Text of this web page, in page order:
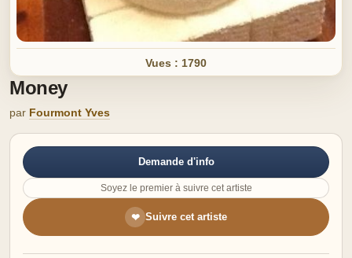
Vues : 1790
Money
par Fourmont Yves
Demande d'info
Soyez le premier à suivre cet artiste
❤ Suivre cet artiste